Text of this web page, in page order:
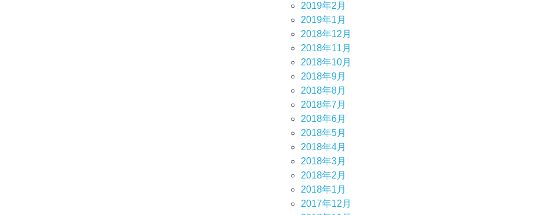
2019年2月
2019年1月
2018年12月
2018年11月
2018年10月
2018年9月
2018年8月
2018年7月
2018年6月
2018年5月
2018年4月
2018年3月
2018年2月
2018年1月
2017年12月